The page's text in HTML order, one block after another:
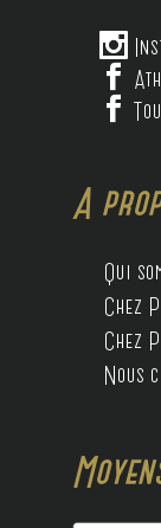

 Ath

A
Qui
Chez
Chez
Nous